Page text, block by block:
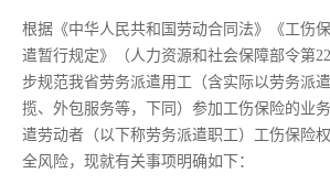
根据《中华人民共和国劳动合同法》《工伤
遣暂行规定》（人力资源和社会保障部令第
步规范我省劳务派遣用工（含实际以劳务派
揽、外包服务等，下同）参加工伤保险的业
遣劳动者（以下称劳务派遣职工）工伤保险
全风险，现就有关事项明确如下：